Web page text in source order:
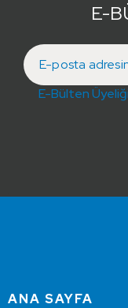
E-
E-Bülten
ANA SAYFA